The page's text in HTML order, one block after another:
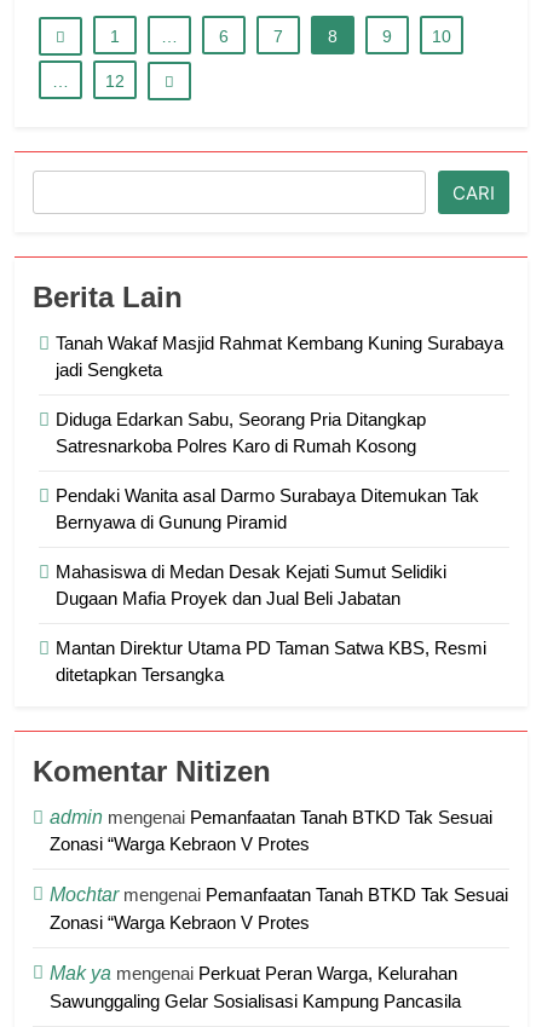
1 … 6 7 8 9 10
… 12
CARI
Berita Lain
Tanah Wakaf Masjid Rahmat Kembang Kuning Surabaya
jadi Sengketa
Diduga Edarkan Sabu, Seorang Pria Ditangkap
Satresnarkoba Polres Karo di Rumah Kosong
Pendaki Wanita asal Darmo Surabaya Ditemukan Tak
Bernyawa di Gunung Piramid
Mahasiswa di Medan Desak Kejati Sumut Selidiki
Dugaan Mafia Proyek dan Jual Beli Jabatan
Mantan Direktur Utama PD Taman Satwa KBS, Resmi
ditetapkan Tersangka
Komentar Nitizen
admin mengenai Pemanfaatan Tanah BTKD Tak Sesuai
Zonasi “Warga Kebraon V Protes
Mochtarmengenai Pemanfaatan Tanah BTKD Tak Sesuai
Zonasi “Warga Kebraon V Protes
Mak ya mengenai Perkuat Peran Warga, Kelurahan
Sawunggaling Gelar Sosialisasi Kampung Pancasila